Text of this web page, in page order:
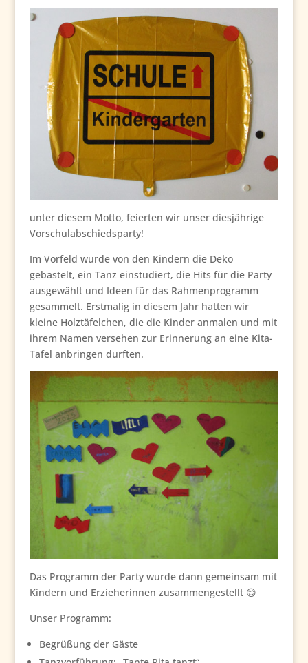
unter diesem Motto, feierten wir unser diesjährige
Vorschulabschiedsparty!
Im Vorfeld wurde von den Kindern die Deko
gebastelt, ein Tanz einstudiert, die Hits für die Party
ausgewählt und Ideen für das Rahmenprogramm
gesammelt. Erstmalig in diesem Jahr hatten wir
kleine Holztäfelchen, die die Kinder anmalen und mit
ihrem Namen versehen zur Erinnerung an eine Kita-
Tafel anbringen durften.
Das Programm der Party wurde dann gemeinsam mit
Kindern und Erzieherinnen zusammengestellt 😊
Unser Programm:
Begrüßung der Gäste